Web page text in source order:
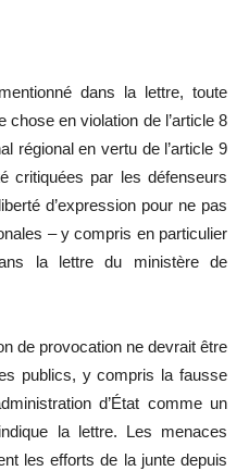
dans la lettre, toute
chose en violation de l’article 8
régional en vertu de l’article 9
critiquées par les défenseurs
d’expression pour ne pas
– y compris en particulier
la lettre du ministère de
de provocation ne devrait être
publics, y compris la fausse
d’État comme un
la lettre. Les menaces
les efforts de la junte depuis